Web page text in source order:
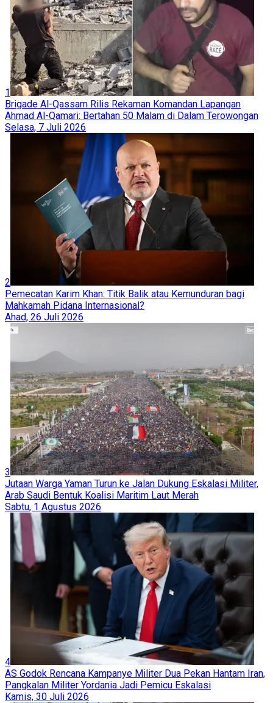
1
Brigade Al-Qassam Rilis Rekaman Komandan Lapangan
Ahmad Al-Qamari: Bertahan 50 Malam di Dalam Terowongan
Selasa, 7 Juli 2026
2
Pemecatan Karim Khan: Titik Balik atau Kemunduran bagi
Mahkamah Pidana Internasional?
Ahad, 26 Juli 2026
3
Jutaan Warga Yaman Turun ke Jalan Dukung Eskalasi Militer,
Arab Saudi Bentuk Koalisi Maritim Laut Merah
Sabtu, 1 Agustus 2026
4
AS Godok Rencana Kampanye Militer Dua Pekan Hantam Iran,
Pangkalan Militer Yordania Jadi Pemicu Eskalasi
Kamis, 30 Juli 2026